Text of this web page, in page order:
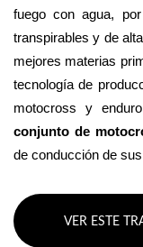
fuego con agua,
transpirables y de
mejores materias
tecnología de
conjunto de
de conducción de
VER ESTE